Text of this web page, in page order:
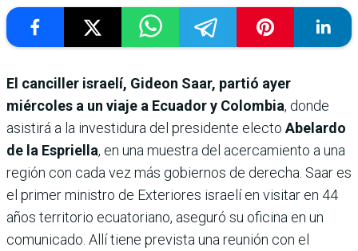
El canciller israelí, Gideon Saar, partió ayer
miércoles a un viaje a Ecuador y Colombia, donde
asistirá a la investidura del presidente electo Abelardo
de la Espriella, en una muestra del acercamiento a una
región con cada vez más gobiernos de derecha. Saar es
el primer ministro de Exteriores israelí en visitar en 44
años territorio ecuatoriano, aseguró su oficina en un
comunicado. Allí tiene prevista una reunión con el